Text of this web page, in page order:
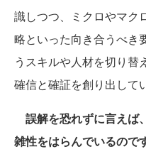
識しつつ、ミクロやマク
略といった向き合うべき
うスキルや人材を切り替
確信と確証を創り出して
誤解を恐れずに言えば
雑性をはらんでいるので